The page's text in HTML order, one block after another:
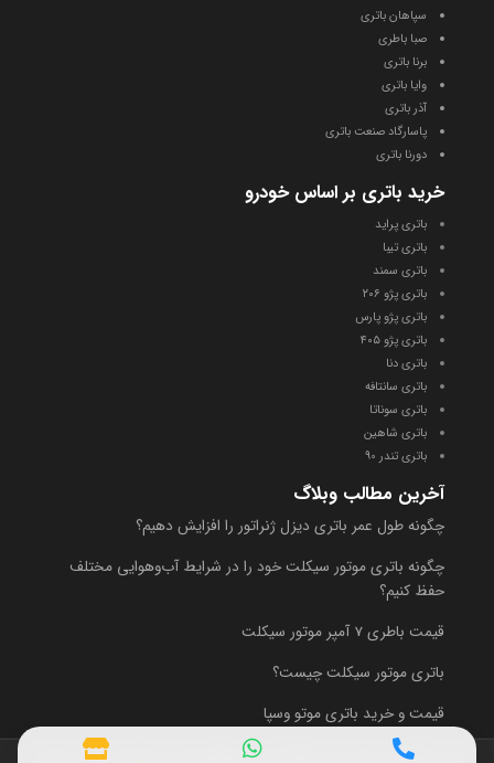
سپاهان باتری
صبا باطری
برنا باتری
وایا باتری
آذر باتری
پاسارگاد صنعت باتری
دورنا باتری
خرید باتری بر اساس خودرو
باتری پراید
باتری تیبا
باتری سمند
باتری پژو ۲۰۶
باتری پژو پارس
باتری پژو ۴ ۰۵
باتری دنا
باتری سانتافه
باتری سوناتا
باتری شاهین
باتری تندر 90
آخرین مطالب وبلاگ
چگونه طول عمر باتری دیزل ژنراتور را افزایش دهیم؟
چگونه باتری موتور سیکلت خود را در شرایط آب‌وهوایی مختلف
حفظ کنیم؟
قیمت باطری 7 آمپر موتور سیکلت
باتری موتور سیکلت چیست؟
قیمت و خرید باتری موتو وسپا
تمامي كالاها و خدمات اين پایگاه دارای مجوزهاي لازم از مراجع مربوطه مي‌باشد.